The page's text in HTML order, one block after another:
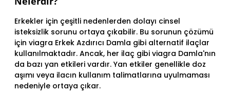
Erkekler için çeşitli nedenlerden dolayı cinsel
isteksizlik sorunu ortaya çıkabilir. Bu sorunun çözümü
için viagra Erkek Azdırıcı Damla gibi alternatif ilaçlar
kullanılmaktadır. Ancak, her ilaç gibi viagra Damla'nın
da bazı yan etkileri vardır. Yan etkiler genellikle doz
aşımı veya ilacın kullanım talimatlarına uyulmaması
nedeniyle ortaya çıkar.